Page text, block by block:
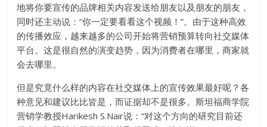
地将你要宣传的品牌相关内容发送给朋友以及朋友的朋友，
同时还主动说：“你一定要看看这个视频！”。由于这种高效
的传播效应，越来越多的公司开始将营销预算转向社交媒体
平台。这是很自然的演变趋势，因为消费者在哪里，商家就
会去哪里。
但是究竟什么样的内容在社交媒体上的宣传效果最好呢？各
种意见和建议比比皆是，而证据却不是很多。斯坦福商学院
营销学教授Harikesh S.Nair说：“对这个方向的研究目前还